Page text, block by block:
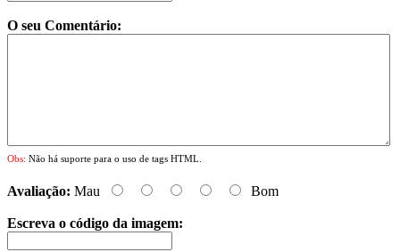
O seu Comentário:
Obs: Não há suporte para o uso de tags HTML.
Avaliação: Mau Bom
Escreva o código da imagem: